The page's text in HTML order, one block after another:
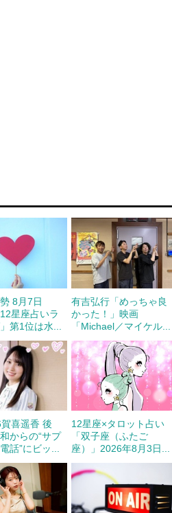
8月7日
12星座占いラ
第1位は水...
有吉弘行「めっちゃ良
かった！」映画
「Michael／マイケル...
喜遥香 後
からの“サプ
話”にビッ...
12星座×タロット占い
「双子座（ふたご
座）」2026年8月3日...